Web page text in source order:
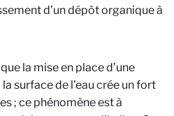
d’un dépôt organique à
la mise en place d’une
surface de l’eau crée un fort
; ce phénomène est à